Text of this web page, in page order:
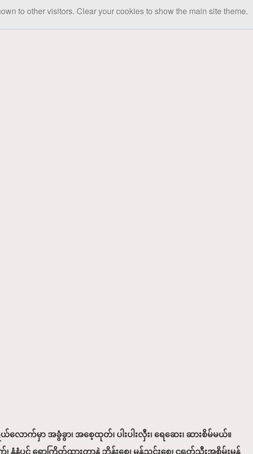
to other visitors. Clear your cookies to show the main site theme.
က်မှာ အခွံခွာ၊ အစေ့ထုတ်၊ ပါးပါးလှီး၊ ရေဆေး၊ ဆားစိမ်မယ်။
နံနံပွင့် ရောကြိတ်ထားတာနဲ့ ဘိန်းစေ့၊ မုန်ညင်းစေ့၊ ငရုတ်သီးအစိမ်းမှုန့်